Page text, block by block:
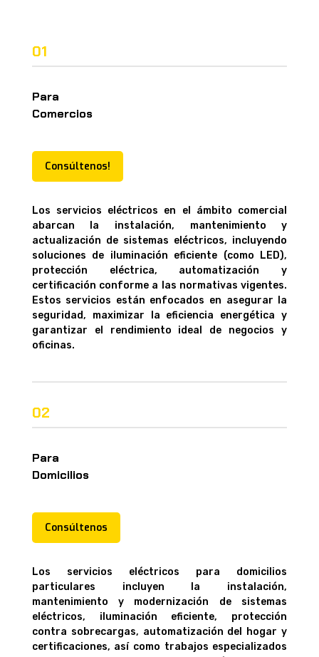
01
Para
Comercios
Consúltenos!
Los servicios eléctricos en el ámbito comercial
abarcan la instalación, mantenimiento y
actualización de sistemas eléctricos, incluyendo
soluciones de iluminación eficiente (como LED),
protección eléctrica, automatización y
certificación conforme a las normativas vigentes.
Estos servicios están enfocados en asegurar la
seguridad, maximizar la eficiencia energética y
garantizar el rendimiento ideal de negocios y
oficinas.
02
Para
Domicilios
Consúltenos
Los servicios eléctricos para domicilios
particulares incluyen la instalación,
mantenimiento y modernización de sistemas
eléctricos, iluminación eficiente, protección
contra sobrecargas, automatización del hogar y
certificaciones, así como trabajos especializados